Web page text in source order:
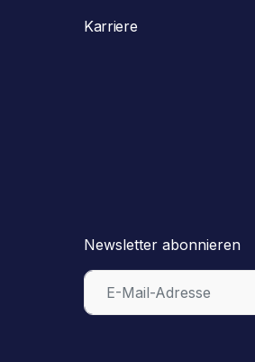
Karriere
Newsletter abonnieren